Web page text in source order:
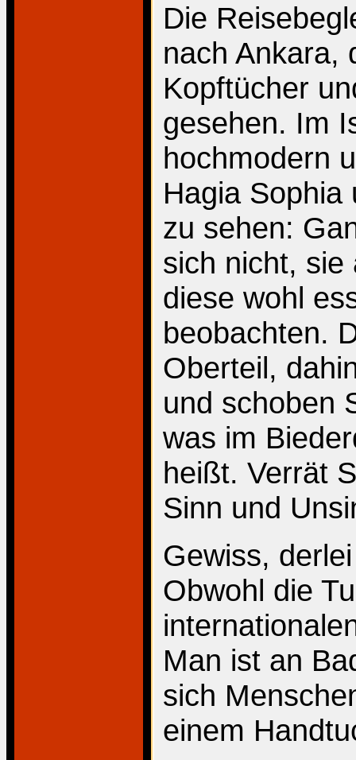
Die
nach Ankara,
Kopftücher
gesehen. Im
hochmodern
Hagia Sophia
zu sehen:
sich nicht, sie
diese wohl
beobachten.
Oberteil,
und schoben
was im
heißt. Verrät
Sinn und
Gewiss,
Obwohl die
Man ist an
sich
einem